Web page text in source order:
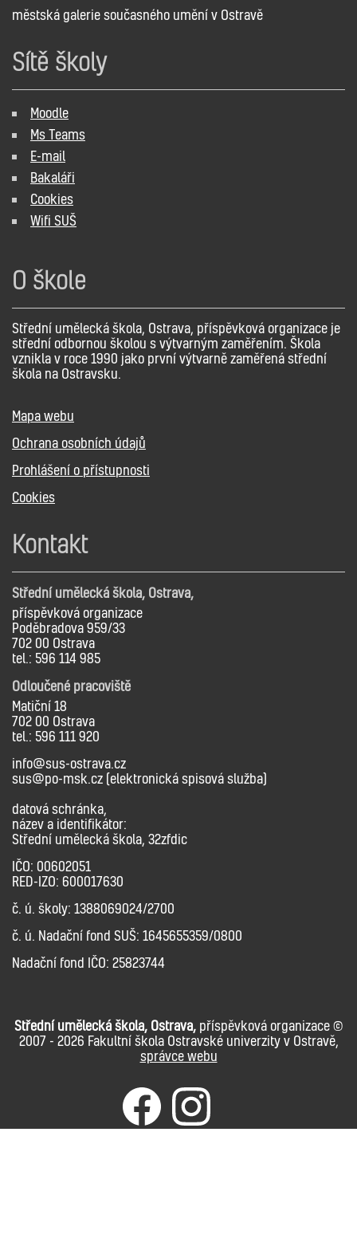
městská galerie současného umění v Ostravě
Sítě školy
Moodle
Ms Teams
E-mail
Bakaláři
Cookies
Wifi SUŠ
O škole
Střední umělecká škola, Ostrava, příspěvková organizace je
střední odbornou školou s výtvarným zaměřením. Škola
vznikla v roce 1990 jako první výtvarně zaměřená střední
škola na Ostravsku.
Mapa webu
Ochrana osobních údajů
Prohlášení o přístupnosti
Cookies
Kontakt
Střední umělecká škola, Ostrava,
příspěvková organizace
Poděbradova 959/33
702 00 Ostrava
tel.: 596 114 985
Odloučené pracoviště
Matiční 18
702 00 Ostrava
tel.: 596 111 920
info@sus-ostrava.cz
sus@po-msk.cz (elektronická spisová služba)
datová schránka,
název a identifikátor:
Střední umělecká škola, 32zfdic
IČO: 00602051
RED-IZO: 600017630
č. ú. školy: 1388069024/2700
č. ú. Nadační fond SUŠ: 1645655359/0800
Nadační fond IČO: 25823744
Střední umělecká škola, Ostrava, příspěvková organizace ©
2007 - 2026 Fakultní škola Ostravské univerzity v Ostravě,
správce webu